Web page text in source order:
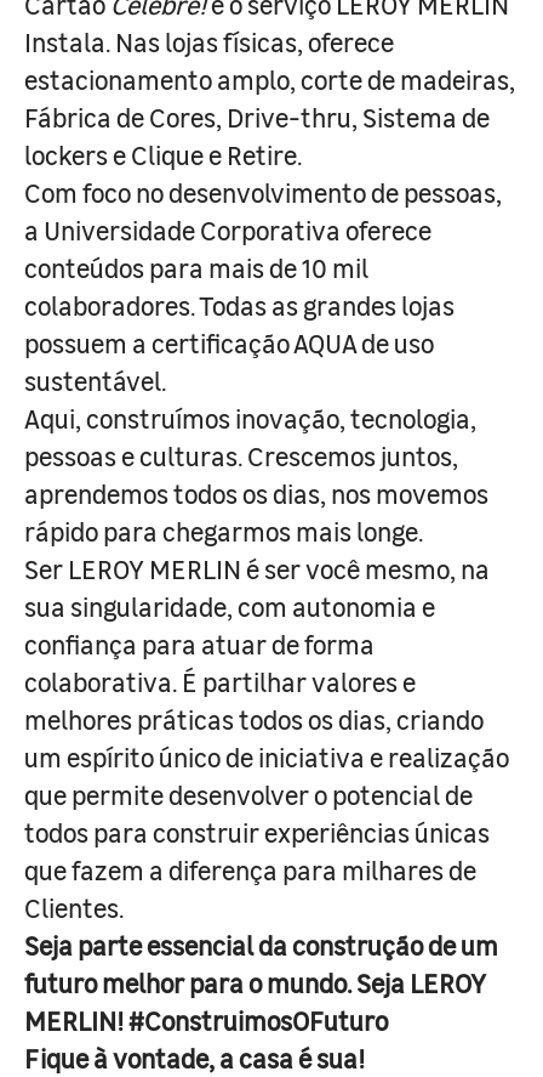
Instala. Nas lojas físicas, oferece
estacionamento amplo, corte de madeiras,
Fábrica de Cores, Drive-thru, Sistema de
lockers e Clique e Retire.
Com foco no desenvolvimento de pessoas,
a Universidade Corporativa oferece
conteúdos para mais de 10 mil
colaboradores. Todas as grandes lojas
possuem a certificação AQUA de uso
sustentável.
Aqui, construímos inovação, tecnologia,
pessoas e culturas. Crescemos juntos,
aprendemos todos os dias, nos movemos
rápido para chegarmos mais longe.
Ser LEROY MERLIN é ser você mesmo, na
sua singularidade, com autonomia e
confiança para atuar de forma
colaborativa. É partilhar valores e
melhores práticas todos os dias, criando
um espírito único de iniciativa e realização
que permite desenvolver o potencial de
todos para construir experiências únicas
que fazem a diferença para milhares de
Clientes.
Seja parte essencial da construção de um
futuro melhor para o mundo. Seja LEROY
MERLIN! #ConstruimosOFuturo
Fique à vontade, a casa é sua!